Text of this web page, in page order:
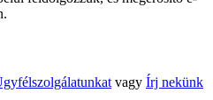
vagy Írj nekünk